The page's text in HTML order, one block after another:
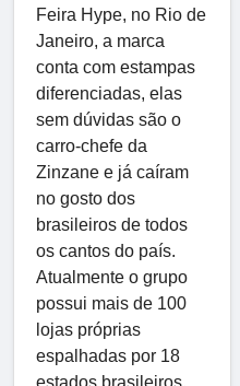
Feira Hype, no Rio de
Janeiro, a marca
conta com estampas
diferenciadas, elas
sem dúvidas são o
carro-chefe da
Zinzane e já caíram
no gosto dos
brasileiros de todos
os cantos do país.
Atualmente o grupo
possui mais de 100
lojas próprias
espalhadas por 18